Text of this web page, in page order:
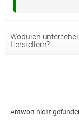
Wodurch
Herstellern?
Antwort nicht